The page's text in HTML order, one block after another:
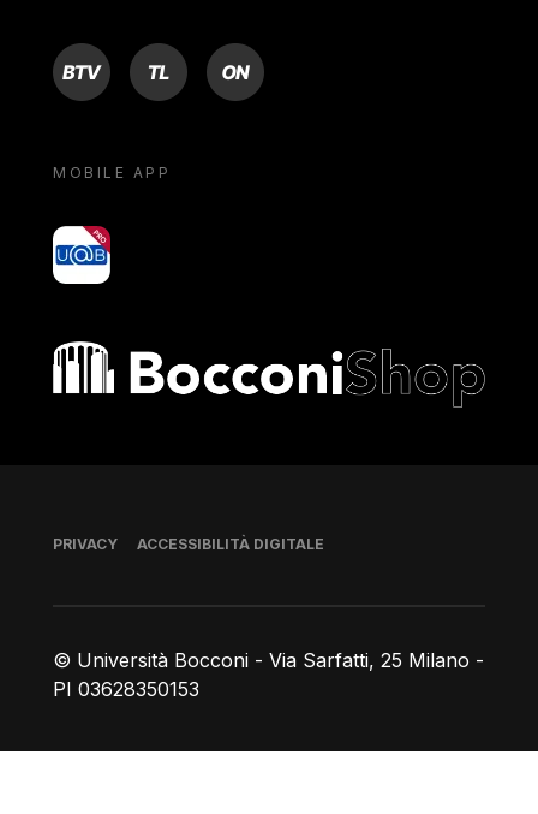
BTV TL ON
MOBILE APP
yoU@B
Bocconi shop
© Università Bocconi - Via Sarfatti, 25 Milano -
PI 03628350153
Piè di pagina
PRIVACY ACCESSIBILITÀ DIGITALE